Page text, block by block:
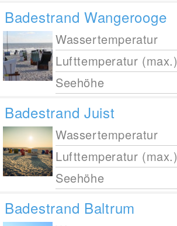
Badestrand Wangerooge
Wassertemperatur
Lufttemperatur (max.)
Seehöhe
Badestrand Juist
Wassertemperatur
Lufttemperatur (max.)
Seehöhe
Badestrand Baltrum